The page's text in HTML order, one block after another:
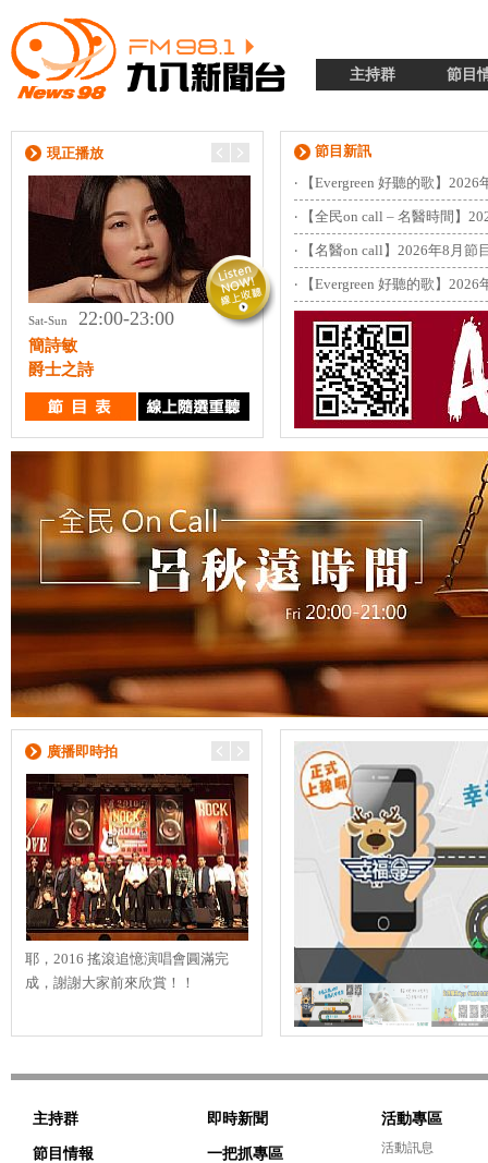
主持群 節目
現正播放
Sat-Sun 22:00-23:00
簡詩敏
爵士之詩
Sat23:00-24:00
趙自強
加油！強一點 (重播)
節目新訊
‧
【Evergreen 好聽的歌】2026
‧ 【全民on call – 名醫時間】
‧ 【名醫on call】2026年8月節
‧ 【Evergreen 好聽的歌】2026
廣播即時拍
耶，2016 搖滾追憶演唱會圓滿完
成，謝謝大家前來欣賞！！
【Evergreen 演唱會】 8/22的演唱會
圓滿落幕，感謝老天爺停了陣子
雨，更要......
主持群
節目情報
即時新聞
一把抓專區
活動專區
活動訊息